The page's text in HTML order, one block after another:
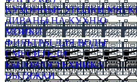
КУХОННЫЕ УГОЛКИ
ДИВАНЫ НА КУХНЮ
МОЙКИ
ФИЛЬТРЫ ДЛЯ ВОДЫ
СМЕСИТЕЛИ
БЫТОВАЯ ТЕХНИКА
ВЫТЯЖКИ